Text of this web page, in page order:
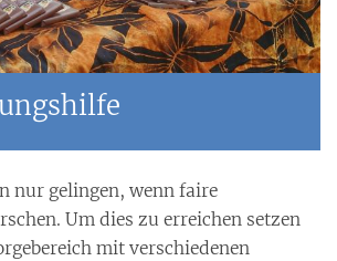
nur gelingen, wenn faire
Um dies zu erreichen setzen
mit verschiedenen